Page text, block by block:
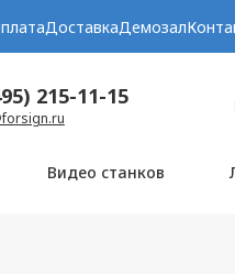
ДоставкаДемозал
215-11-15
Видео станков